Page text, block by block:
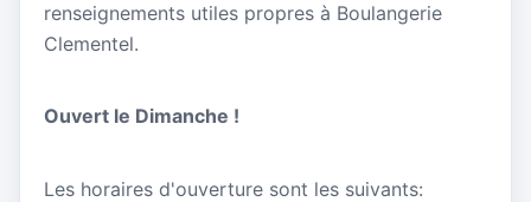
renseignements utiles propres à Boulangerie
Clementel.
Ouvert le Dimanche !
Les horaires d'ouverture sont les suivants: